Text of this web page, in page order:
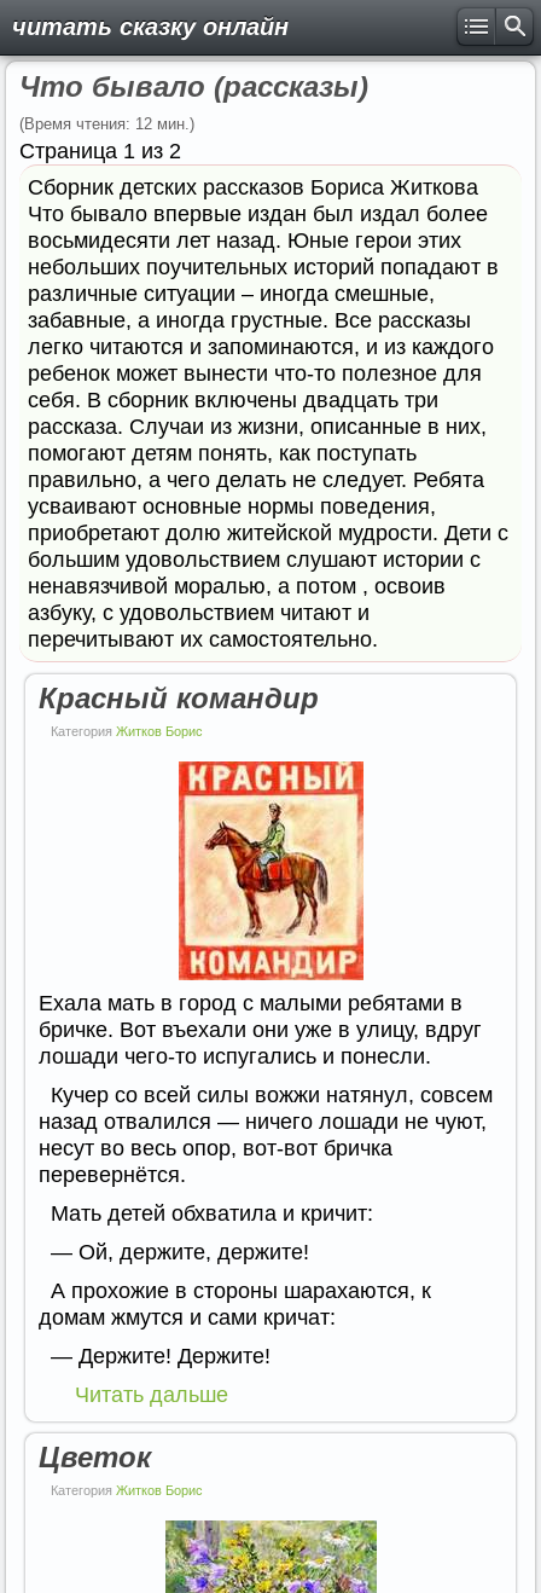
читать сказку онлайн
Что бывало (рассказы)
(Время чтения: 12 мин.)
Страница 1 из 2
Сборник детских рассказов Бориса Житкова
Что бывало впервые издан был издал более
восьмидесяти лет назад. Юные герои этих
небольших поучительных историй попадают в
различные ситуации – иногда смешные,
забавные, а иногда грустные. Все рассказы
легко читаются и запоминаются, и из каждого
ребенок может вынести что-то полезное для
себя. В сборник включены двадцать три
рассказа. Случаи из жизни, описанные в них,
помогают детям понять, как поступать
правильно, а чего делать не следует. Ребята
усваивают основные нормы поведения,
приобретают долю житейской мудрости. Дети с
большим удовольствием слушают истории с
ненавязчивой моралью, а потом , освоив
азбуку, с удовольствием читают и
перечитывают их самостоятельно.
Красный командир
Категория Житков Борис
Ехала мать в город с малыми ребятами в
бричке. Вот въехали они уже в улицу, вдруг
лошади чего-то испугались и понесли.
Кучер со всей силы вожжи натянул, совсем
назад отвалился — ничего лошади не чуют,
несут во весь опор, вот-вот бричка
перевернётся.
Мать детей обхватила и кричит:
— Ой, держите, держите!
А прохожие в стороны шарахаются, к
домам жмутся и сами кричат:
— Держите! Держите!
Читать дальше
Цветок
Категория Житков Борис